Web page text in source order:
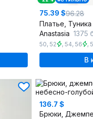
75.39 $96.28
Платье, Туника
Anastasia 1375
50, 52 , 54, 56 ,
В
136.7 $
Брюки,